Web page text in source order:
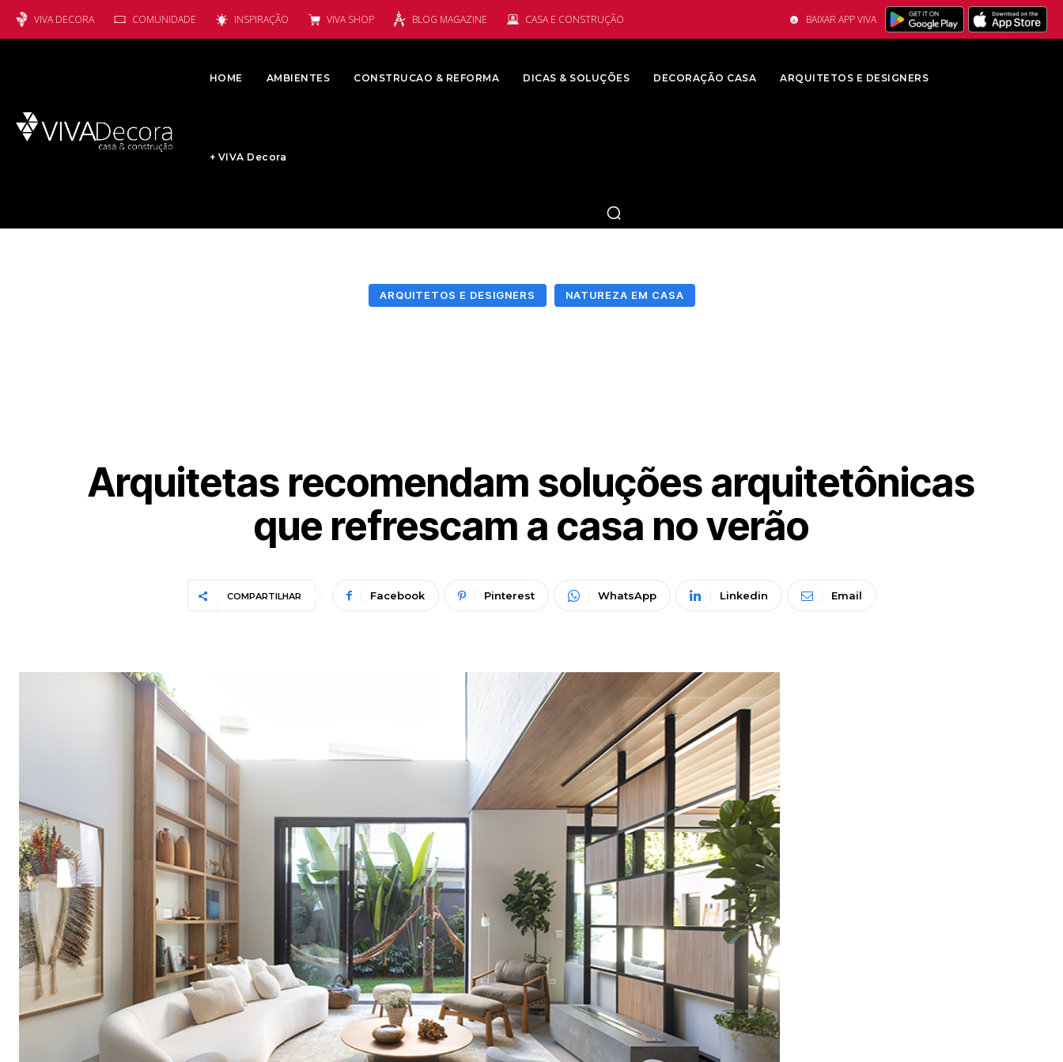
VIVA DECORA COMUNIDADE INSPIRAÇÃO VIVA SHOP BLOG MAGAZINE CASA E CONSTRUÇÃO BAIXAR APP VIVA
HOME AMBIENTES CONSTRUCAO & REFORMA DICAS & SOLUÇÕES DECORAÇÃO CASA ARQUITETOS E DESIGNERS
+ VIVA Decora
ARQUITETOS E DESIGNERS NATUREZA EM CASA
Arquitetas recomendam soluções arquitetônicas
que refrescam a casa no verão
COMPARTILHAR Facebook Pinterest WhatsApp Linkedin Email